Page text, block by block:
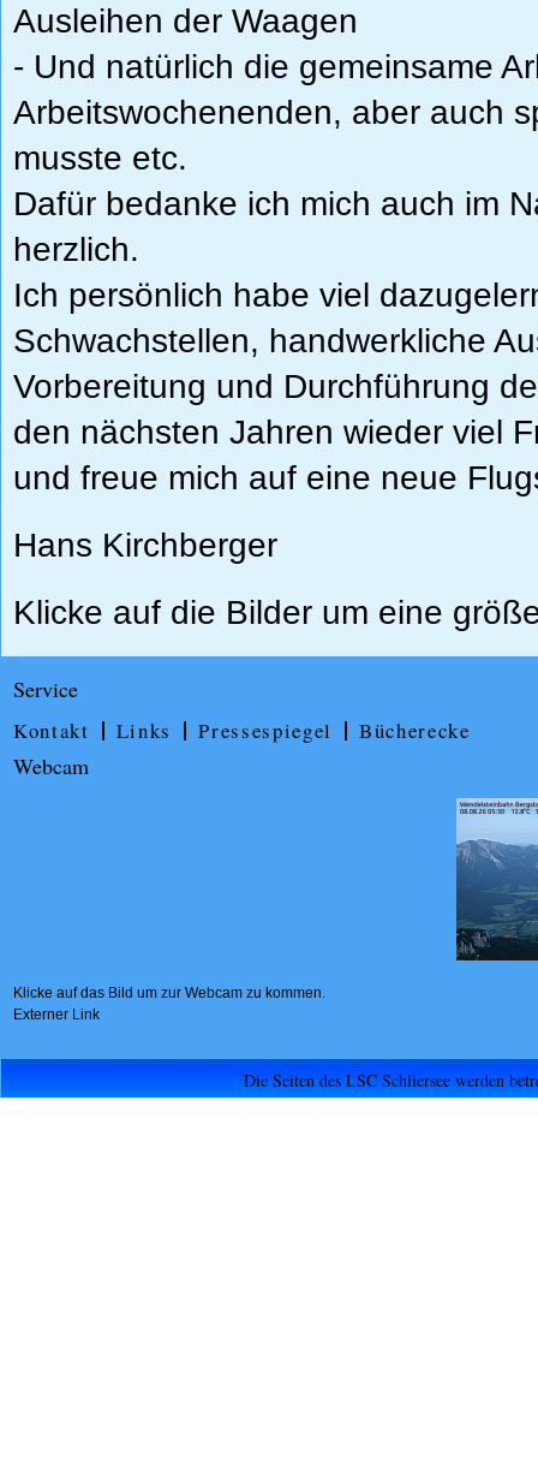
Ausleihen der Waagen
- Und natürlich die gemeinsame
Arbeitswochenenden, aber auch
musste etc.
Dafür bedanke ich mich auch im
herzlich.
Ich persönlich habe viel
Schwachstellen, handwerkliche
Vorbereitung und Durchführung
den nächsten Jahren wieder viel
und freue mich auf eine neue
Hans Kirchberger
Klicke auf die Bilder um eine
Service
Kontakt Links Pressespiegel Bücherecke
Webcam
Klicke auf das Bild um zur Webcam zu kommen.
Externer Link
Die Seiten des LSC Schliersee werden